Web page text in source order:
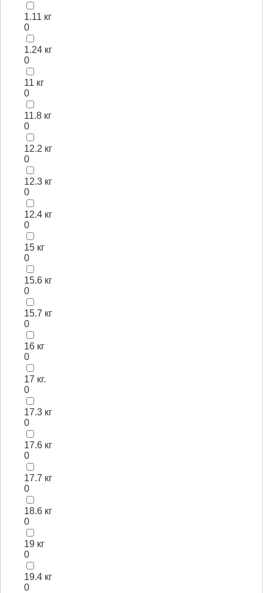
1.11 кг
0
1.24 кг
0
11 кг
0
11.8 кг
0
12.2 кг
0
12.3 кг
0
12.4 кг
0
15 кг
0
15.6 кг
0
15.7 кг
0
16 кг
0
17 кг.
0
17.3 кг
0
17.6 кг
0
17.7 кг
0
18.6 кг
0
19 кг
0
19.4 кг
0